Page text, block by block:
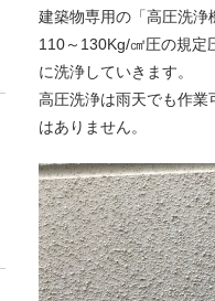
建築物専用の「高圧洗浄
110～130Kg/㎠圧の規定
に洗浄していきます。
高圧洗浄は雨天でも作業
はありません。